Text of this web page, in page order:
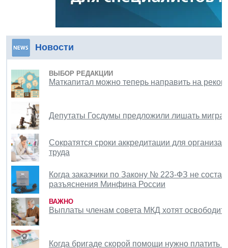
Новости
ВЫБОР РЕДАКЦИИ
Маткапитал можно теперь направить на
Депутаты Госдумы предложили лишать
Сократятся сроки аккредитации для
труда
Когда заказчики по Закону № 223-ФЗ не
разъяснения Минфина России
ВАЖНО
Выплаты членам совета МКД хотят
Когда бригаде скорой помощи нужно платить